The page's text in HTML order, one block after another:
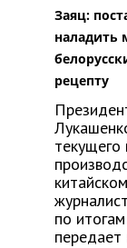
Заяц:
наладить
рецепту
текущего
по